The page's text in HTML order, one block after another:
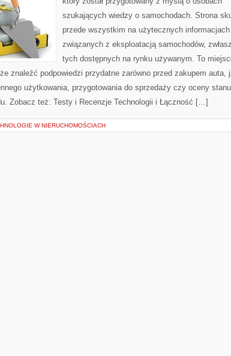
szukających wiedzy o samochodach. Strona
przede wszystkim na użytecznych informacjach
związanych z eksploatacją samochodów,
tych dostępnych na rynku używanym. To
znaleźć podpowiedzi przydatne zarówno przed zakupem auta,
użytkowania, przygotowania do sprzedaży czy oceny stanu
Zobacz też: Testy i Recenzje Technologii i Łączność […]
W NIERUCHOMOŚCIACH